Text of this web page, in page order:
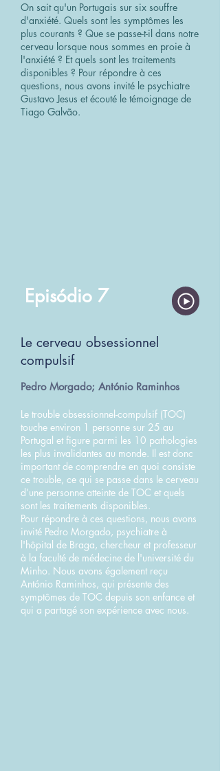
On sait qu'un Portugais sur six souffre
d'anxiété. Quels sont les symptômes les
plus courants ? Que se passe-t-il dans notre
cerveau lorsque nous sommes en proie à
l'anxiété ? Et quels sont les traitements
disponibles ? Pour répondre à ces
questions, nous avons invité le psychiatre
Gustavo Jesus et écouté le témoignage de
Tiago Galvão.
Episódio 7
Le cerveau obsessionnel
compulsif
Pedro Morgado; António Raminhos
Le trouble obsessionnel-compulsif (TOC)
touche environ 1 personne sur 25 au
Portugal et figure parmi les 10 pathologies
les plus invalidantes au monde. Il est donc
important de comprendre en quoi consiste
ce trouble, ce qui se passe dans le cerveau
d’une personne atteinte de TOC et quels
sont les traitements disponibles.
Pour répondre à ces questions, nous avons
invité Pedro Morgado, psychiatre à
l'hôpital de Braga, chercheur et professeur
à la faculté de médecine de l'université du
Minho. Nous avons également reçu
António Raminhos, qui présente des
symptômes de TOC depuis son enfance et
qui a partagé son expérience avec nous.